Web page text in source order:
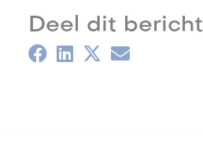
Deel dit bericht